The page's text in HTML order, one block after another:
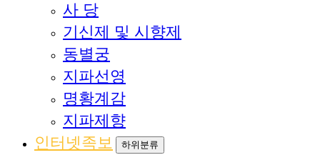
사 당
기신제 및 시향제
동별궁
지파선영
명황계감
지파제향
인터넷족보
하위분류